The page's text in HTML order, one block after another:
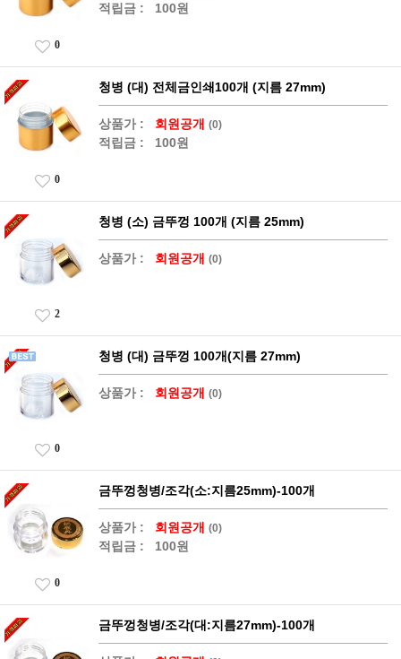
적립금 : 100원
0
청병 (대) 전체금인쇄100개 (지름 27mm)
상품가 : 회원공개 (0)
적립금 : 100원
0
청병 (소) 금뚜껑 100개 (지름 25mm)
상품가 : 회원공개 (0)
2
청병 (대) 금뚜껑 100개(지름 27mm)
상품가 : 회원공개 (0)
0
금뚜껑청병/조각(소:지름25mm)-100개
상품가 : 회원공개 (0)
적립금 : 100원
0
금뚜껑청병/조각(대:지름27mm)-100개